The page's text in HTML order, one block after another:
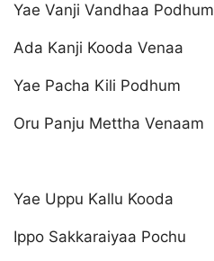
Yae Vanji Vandhaa Podhum
Ada Kanji Kooda Venaa
Yae Pacha Kili Podhum
Oru Panju Mettha Venaam
Yae Uppu Kallu Kooda
Ippo Sakkaraiyaa Pochu